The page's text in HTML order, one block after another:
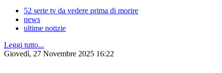
52 serie tv da vedere prima di morire
news
ultime notizie
Leggi tutto...
Giovedì, 27 Novembre 2025 16:22